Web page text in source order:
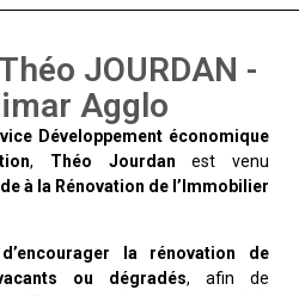
JOURDAN -
Agglo
Développement économique
, Théo Jourdan est venu
à la Rénovation de l’Immobilier
d’encourager la rénovation de
ou dégradés, afin de